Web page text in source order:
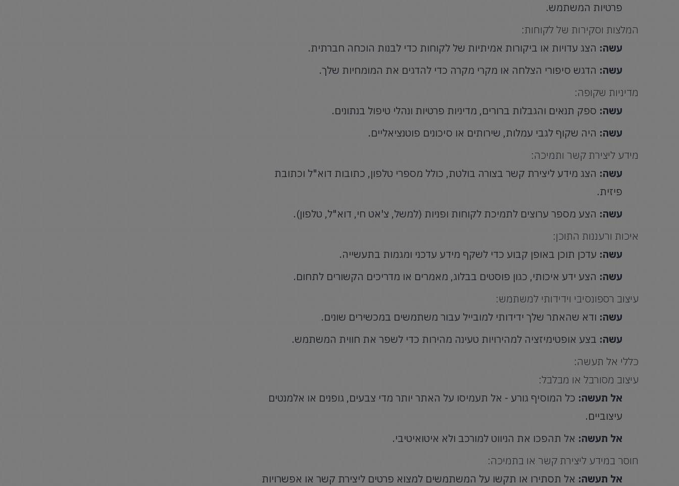
פרטיות המשתמש.
המלצות וסקירות של לקוחות:
עשה: הצג עדויות או ביקורות אמיתיות של לקוחות כדי לבנות הוכחה חברתית.
עשה: הדגש סיפורי הצלחה או מקרי מקרה כדי להדגים את המומחיות שלך.
מדיניות שקופה:
עשה: ספק תנאים והגבלות ברורים, מדיניות פרטיות ונהלי טיפול בנתונים.
עשה: היה שקוף לגבי עמלות, שירותים או סיכונים פוטנציאליים.
מידע ליצירת קשר ותמיכה:
עשה: הצג מידע ליצירת קשר בצורה בולטת, כולל מספרי טלפון, כתובות דוא"ל וכתובת
פיזית.
עשה: הצע מספר ערוצים לתמיכת לקוחות ופניות (למשל, צ'אט חי, דוא"ל, טלפון).
איכות ורעננות התוכן:
עשה: עדכן תוכן באופן קבוע כדי לשקף מידע עדכני ומגמות בתעשייה.
עשה: הצע ידע איכותי, כגון פוסטים בבלוג, מאמרים או מדריכים הקשורים לתחום.
עיצוב רספונסיבי וידידותי למשתמש:
עשה: ודא שהאתר שלך ידידותי למובייל עבור משתמשים במכשירים שונים.
עשה: בצע אופטימיזציה למהירויות טעינה מהירות כדי לשפר את חווית המשתמש.
כללי אל תעשה:
עיצוב מסורבל או מבלבל:
אל תעשה: כל המוסיף גורע - אל תעמיסו על האתר יותר מדי צבעים, גופנים או אלמנטים
עיצוביים.
אל תעשה: אל תהפכו את הניווט למורכב ולא איטואיטיבי.
חוסר במידע ליצירת קשר או בתמיכה:
אל תעשה: אל תסתירו או תקשו על המשתמשים למצוא פרטים ליצירת קשר או אפשרויות